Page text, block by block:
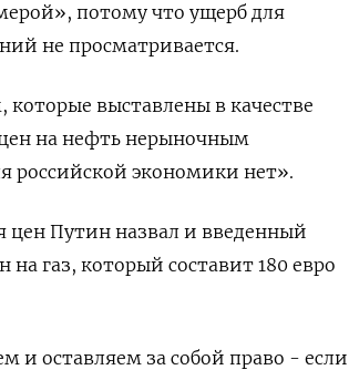
потому что ущерб для
не просматривается.
выставлены в качестве
на нефть нерыночным
российской экономики нет».
Путин назвал и введенный
на газ, который составит 180 евро
и оставляем за собой право - если